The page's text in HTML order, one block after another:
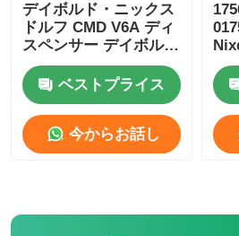
デイボルド・ニックス
ドルフ CMD V6A ディ
スペンサー デイボル
ド・ATM パーツ
DN250A 銀行ATM 機械
部品
ベストプライス
今からお話し
ド
パ